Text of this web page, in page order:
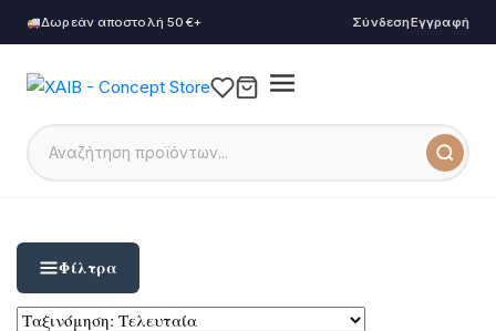
Δωρεάν αποστολή 50€+ ΣύνδεσηΕγγραφή
Φίλτρα